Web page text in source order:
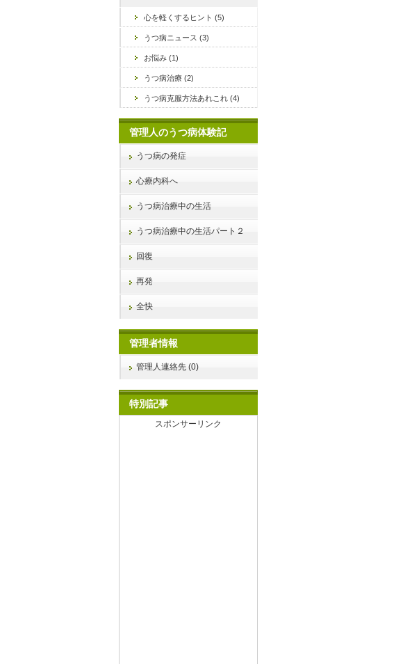
心を軽くするヒント (5)
うつ病ニュース (3)
お悩み (1)
うつ病治療 (2)
うつ病克服方法あれこれ (4)
管理人のうつ病体験記
うつ病の発症
心療内科へ
うつ病治療中の生活
うつ病治療中の生活パート２
回復
再発
全快
管理者情報
管理人連絡先 (0)
特別記事
スポンサーリンク